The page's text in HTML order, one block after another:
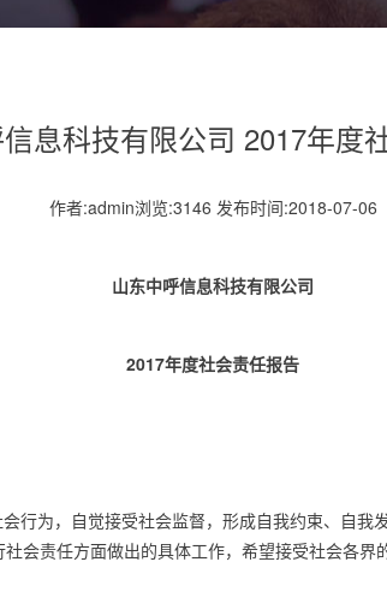
息科技有限公司 2017年度
作者:admin浏览:3146 发布时间:2018-07-06
山东中呼信息科技有限公司
2017年度社会责任报告
为，自觉接受社会监督，形成自我约束、自我
会责任方面做出的具体工作，希望接受社会各界